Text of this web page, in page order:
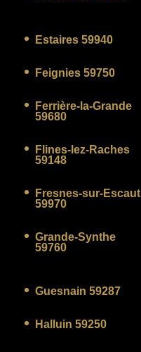
Estaires 59940
Feignies 59750
Ferrière-la-Grande
59680
Flines-lez-Raches
59148
Fresnes-sur-Escaut
59970
Grande-Synthe
59760
Guesnain 59287
Halluin 59250